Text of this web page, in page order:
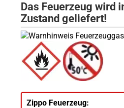
Das Feuerzeug wird
Zustand geliefert!
Zippo Feuerzeug: